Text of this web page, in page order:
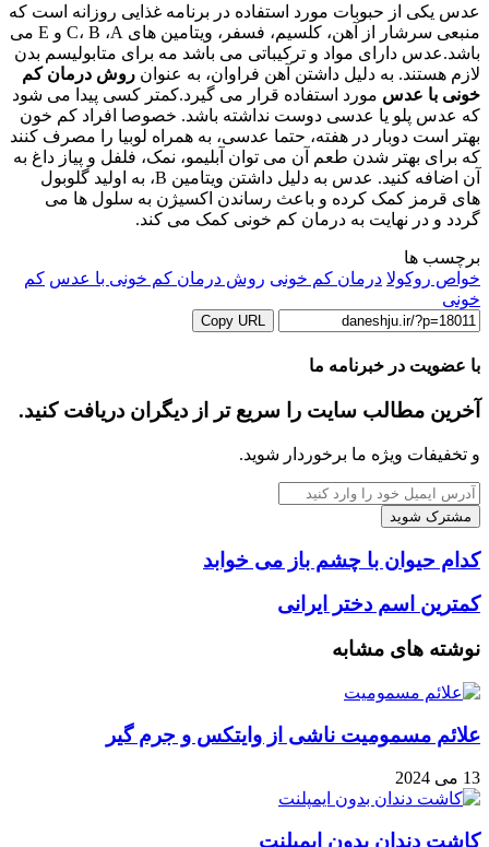
عدس یکی از حبوبات مورد استفاده در برنامه غذایی روزانه است که
منبعی سرشار از آهن، کلسیم، فسفر، ویتامین های C، B ،A و E می
باشد.عدس دارای مواد و ترکیباتی می باشد مه برای متابولیسم بدن
لازم هستند. به دلیل داشتن آهن فراوان، به عنوان روش درمان کم
خونی با عدس مورد استفاده قرار می گیرد.کمتر کسی پیدا می شود
که عدس پلو یا عدسی دوست نداشته باشد. خصوصا افراد کم خون
بهتر است دوبار در هفته، حتما عدسی، به همراه لوبیا را مصرف کنند
که برای بهتر شدن طعم آن می توان آبلیمو، نمک، فلفل و پیاز داغ به
آن اضافه کنید. عدس به دلیل داشتن ویتامین B، به اولید گلوبول
های قرمز کمک کرده و باعث رساندن اکسیژن به سلول ها می
گردد و در نهایت به درمان کم خونی کمک می کند.
برچسب ها
خواص روکولا درمان کم خونی روش درمان کم خونی با عدس کم
خونی
Copy URL
با عضویت در خبرنامه ما
آخرین مطالب سایت را سریع تر از دیگران دریافت کنید.
و تخفیفات ویژه ما برخوردار شوید.
آدرس
ایمیل
خود
را
وارد
کنید
کدام
حیوان
با
چشم
باز
می
خوابد
کدام حیوان با چشم باز می خوابد
کمترین
دختر
ایرانی
کمترین اسم دختر ایرانی
نوشته های مشابه
علائم مسمومیت ناشی از وایتکس و جرم گیر
13 می 2024
کاشت دندان بدون ایمپلنت